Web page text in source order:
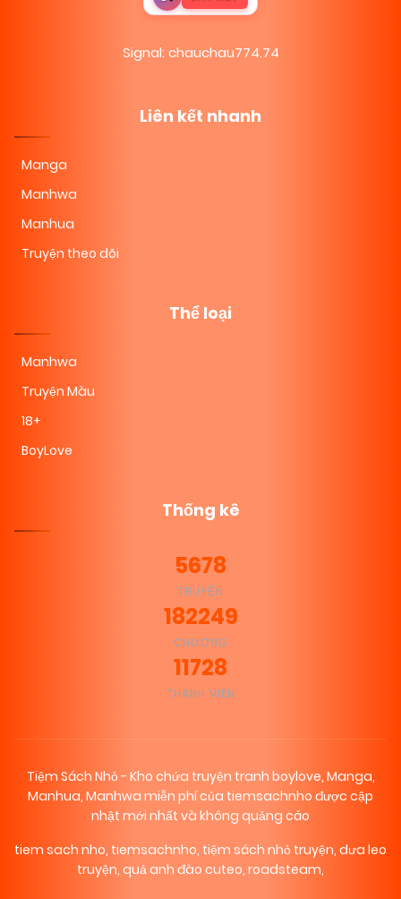
Signal: chauchau774.74
Liên kết nhanh
Manga
Manhwa
Manhua
Truyện theo dõi
Thể loại
Manhwa
Truyện Màu
18+
BoyLove
Thống kê
5678
TRUYỆN
182249
CHƯƠNG
11728
THÀNH VIÊN
Tiệm Sách Nhỏ - Kho chứa truyện tranh boylove, Manga,
Manhua, Manhwa miễn phí của tiemsachnho được cập
nhật mới nhất và không quảng cáo
tiem sach nho, tiemsachnho, tiệm sách nhỏ truyện, dưa leo
truyện, quả anh đào cuteo, roadsteam,